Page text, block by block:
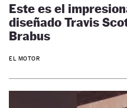
Este es el
diseñado Travis
Brabus
EL MOTOR